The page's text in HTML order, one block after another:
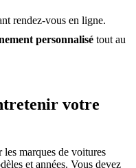
rendez-vous en ligne.
personnalisé tout au
votre
marques de voitures
et années. Vous devez